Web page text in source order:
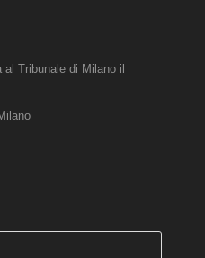
Tribunale di Milano il